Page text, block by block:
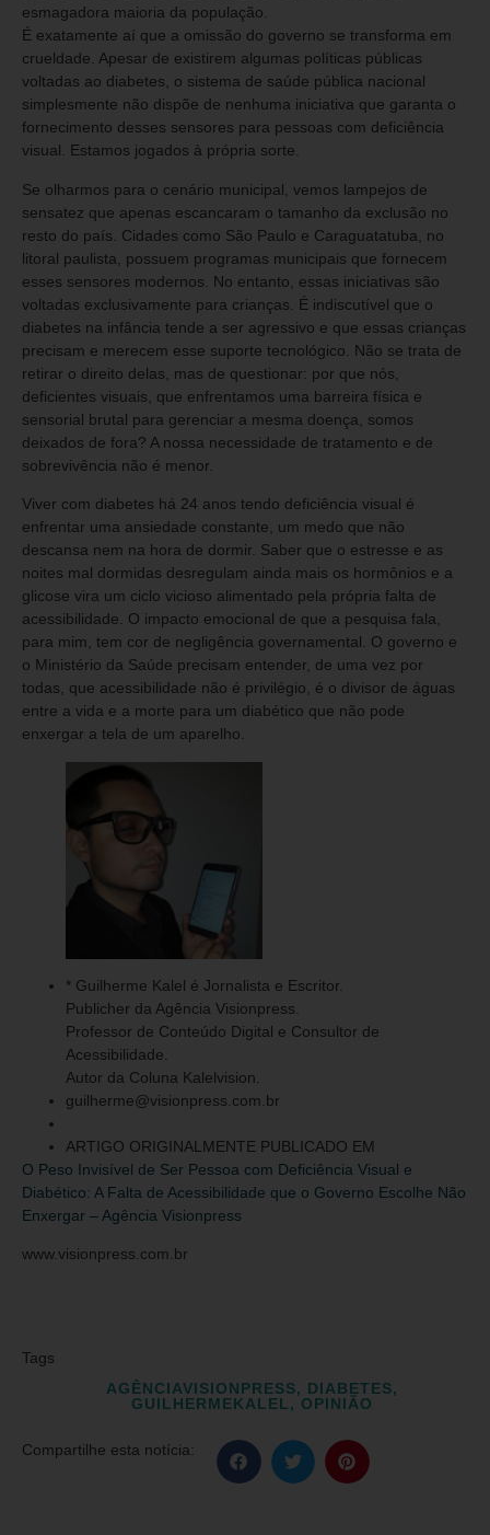
esmagadora maioria da população.
É exatamente aí que a omissão do governo se transforma em
crueldade. Apesar de existirem algumas políticas públicas
voltadas ao diabetes, o sistema de saúde pública nacional
simplesmente não dispõe de nenhuma iniciativa que garanta o
fornecimento desses sensores para pessoas com deficiência
visual. Estamos jogados à própria sorte.
Se olharmos para o cenário municipal, vemos lampejos de
sensatez que apenas escancaram o tamanho da exclusão no
resto do país. Cidades como São Paulo e Caraguatatuba, no
litoral paulista, possuem programas municipais que fornecem
esses sensores modernos. No entanto, essas iniciativas são
voltadas exclusivamente para crianças. É indiscutível que o
diabetes na infância tende a ser agressivo e que essas crianças
precisam e merecem esse suporte tecnológico. Não se trata de
retirar o direito delas, mas de questionar: por que nós,
deficientes visuais, que enfrentamos uma barreira física e
sensorial brutal para gerenciar a mesma doença, somos
deixados de fora? A nossa necessidade de tratamento e de
sobrevivência não é menor.
Viver com diabetes há 24 anos tendo deficiência visual é
enfrentar uma ansiedade constante, um medo que não
descansa nem na hora de dormir. Saber que o estresse e as
noites mal dormidas desregulam ainda mais os hormônios e a
glicose vira um ciclo vicioso alimentado pela própria falta de
acessibilidade. O impacto emocional de que a pesquisa fala,
para mim, tem cor de negligência governamental. O governo e
o Ministério da Saúde precisam entender, de uma vez por
todas, que acessibilidade não é privilégio, é o divisor de águas
entre a vida e a morte para um diabético que não pode
enxergar a tela de um aparelho.
* Guilherme Kalel é Jornalista e Escritor.
Publicher da Agência Visionpress.
Professor de Conteúdo Digital e Consultor de
Acessibilidade.
Autor da Coluna Kalelvision.
guilherme@visionpress.com.br
ARTIGO ORIGINALMENTE PUBLICADO EM
O Peso Invisível de Ser Pessoa com Deficiência Visual e
Diabético: A Falta de Acessibilidade que o Governo Escolhe Não
Enxergar – Agência Visionpress
www.visionpress.com.br
Tags
AGÊNCIAVISIONPRESS, DIABETES,
GUILHERMEKALEL, OPINIÃO
Compartilhe esta notícia: